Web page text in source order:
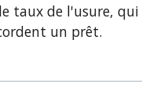
taux de l'usure,
un prêt.